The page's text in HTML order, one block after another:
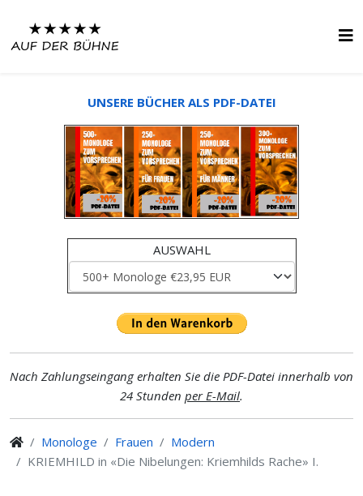
UNSERE BÜCHER ALS PDF-DATEI
AUSWAHL
Nach Zahlungseingang erhalten Sie die PDF-Datei innerhalb von
24 Stunden per E-Mail.
Monologe Frauen
Modern
KRIEMHILD in «Die Nibelungen: Kriemhilds Rache» I.